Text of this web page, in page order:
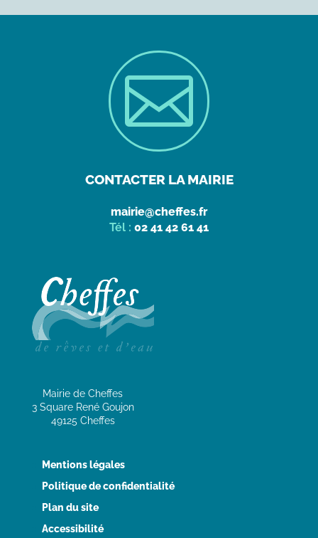

CONTACTER LA MAIRIE
mairie@cheffes.fr
Tél : 02 41 42 61 41
Mairie de Cheffes
3 Square René Goujon
49125 Cheffes
Mentions légales
Politique de confidentialité
Plan du site
Accessibilité